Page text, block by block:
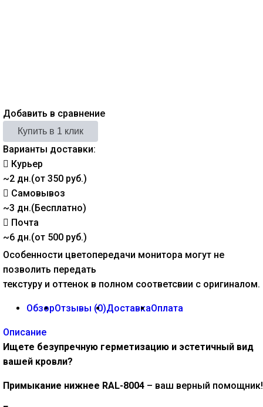
Добавить в сравнение
Варианты доставки:
Курьер
~2 дн.(от 350 руб.)
Самовывоз
~3 дн.(Бесплатно)
Почта
~6 дн.(от 500 руб.)
Особенности цветопередачи монитора могут не
позволить передать
текстуру и оттенок в полном соответсвии с оригиналом.
ОбзорОтзывы (0)ДоставкаОплата
Описание
Ищете безупречную герметизацию и эстетичный вид
вашей кровли?
Примыкание нижнее RAL-8004 – ваш верный помощник!